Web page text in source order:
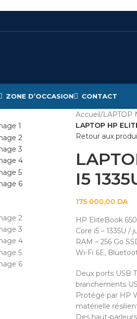
ZONE D’OCCASION CONTACT
Accueil/LAPTOP
LAPTOP HP
Retour aux
I5
175 000,00 DA
HP EliteBook
Core i5 – 1335U /
RAM – 256 Go
Wi-Fi 6E,
Deux ports USB
branchements
Protégé par HP
matérielle
Des haut-